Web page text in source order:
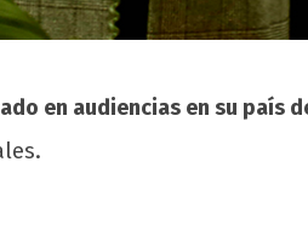
en audiencias en su país